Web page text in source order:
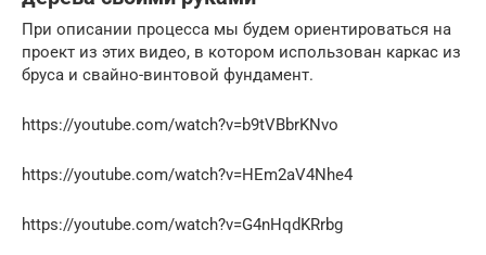
При описании процесса мы будем ориентироваться на
проект из этих видео, в котором использован каркас из
бруса и свайно-винтовой фундамент.
https://youtube.com/watch?v=b9tVBbrKNvo
https://youtube.com/watch?v=HEm2aV4Nhe4
https://youtube.com/watch?v=G4nHqdKRrbg